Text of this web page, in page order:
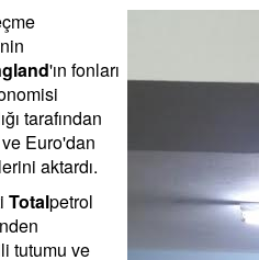
'ın fonları
tarafından
ve Euro'dan
aktardı.
Totalpetrol
tutumu ve